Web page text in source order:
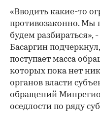
«Вводить какие-то
противозаконно. Мы
будем разбираться»,
Басаргин
поступает масса
которых пока нет
органов власти
обращений
оседлости по ряду